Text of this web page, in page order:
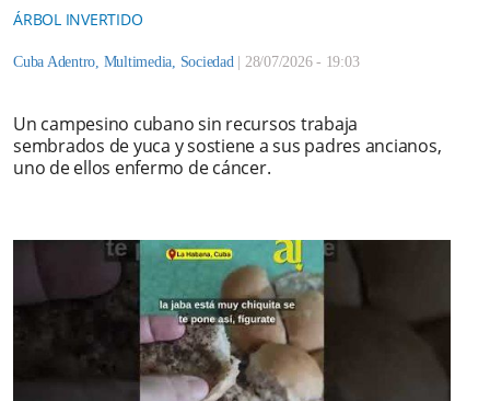
ÁRBOL INVERTIDO
Cuba Adentro Multimedia Sociedad | 28/07/2026 - 19:03
Un campesino cubano sin recursos trabaja
sembrados de yuca y sostiene a sus padres ancianos,
uno de ellos enfermo de cáncer.